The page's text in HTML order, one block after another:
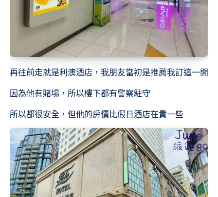
再往前走就是利澳酒店，我朋友當初是推薦我訂這一間
因為他有賭場，所以樓下都有警察駐守
所以都很安全，但他的房價比假日酒店在貴一些